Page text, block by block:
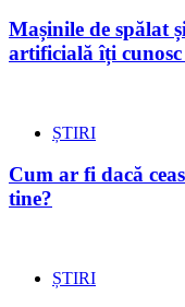
Mașinile de spălat
artificială îți
ȘTIRI
Cum ar fi dacă
tine?
ȘTIRI